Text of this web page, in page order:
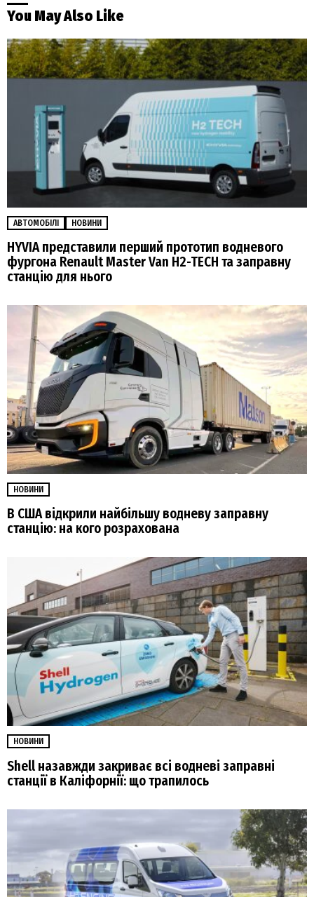
You May Also Like
АВТОМОБІЛІ НОВИНИ
HYVIA представили перший прототип водневого
фургона Renault Master Van H2-TECH та заправну
станцію для нього
НОВИНИ
В США відкрили найбільшу водневу заправну
станцію: на кого розрахована
НОВИНИ
Shell назавжди закриває всі водневі заправні
станції в Каліфорнії: що трапилось